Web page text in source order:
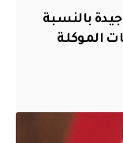
بالنسبة
الموكلة